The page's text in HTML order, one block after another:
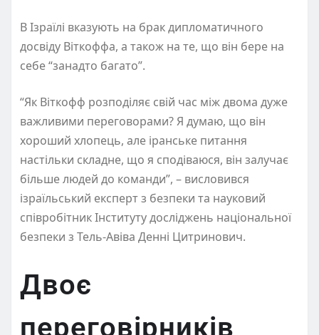
В Ізраїлі вказують на брак дипломатичного
досвіду Віткоффа, а також на те, що він бере на
себе “занадто багато”.
“Як Віткофф розподіляє свій час між двома дуже
важливими переговорами? Я думаю, що він
хороший хлопець, але іранське питання
настільки складне, що я сподіваюся, він залучає
більше людей до команди”, – висловився
ізраїльський експерт з безпеки та науковий
співробітник Інституту досліджень національної
безпеки з Тель-Авіва Денні Цитринович.
Двоє
переговірників